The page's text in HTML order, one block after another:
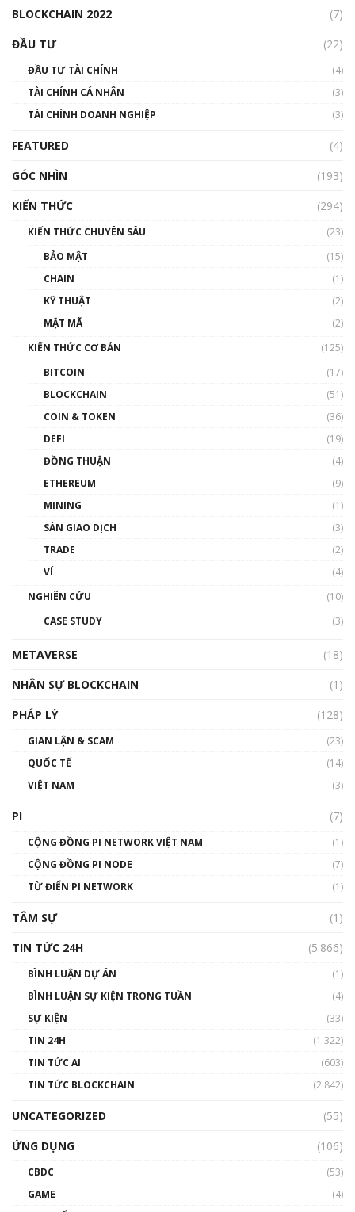
00:02:14
Nhìn lại năm 2022: Những sự kiện ảnh hưởng
đến hệ sinh thái tiền mã hoá | Phổ cập
00:43:47
như thể nào?
00:39:31
Phổ cập Blockchain
thống & Crypto qua các cuộc chiến | Phổ cập
01:32:59
gió ấm
Talkshow 14: MemeCoin – Trò đùa tỷ đô
01:29:26
BLOCKCHAIN 2022
(7)
ĐẦU TƯ
(22)
ĐẦU TƯ TÀI CHÍNH
(4)
TÀI CHÍNH CÁ NHÂN
(3)
TÀI CHÍNH DOANH NGHIỆP
(3)
FEATURED
(4)
GÓC NHÌN
(193)
KIẾN THỨC
(294)
KIẾN THỨC CHUYÊN SÂU
(23)
BẢO MẬT
(15)
CHAIN
(1)
KỸ THUẬT
(2)
MẬT MÃ
(2)
KIẾN THỨC CƠ BẢN
(125)
BITCOIN
(17)
BLOCKCHAIN
(51)
COIN & TOKEN
(36)
DEFI
(19)
ĐỒNG THUẬN
(4)
ETHEREUM
(9)
MINING
(1)
SÀN GIAO DỊCH
(3)
TRADE
(2)
VÍ
(4)
NGHIÊN CỨU
(10)
CASE STUDY
(3)
METAVERSE
(18)
NHÂN SỰ BLOCKCHAIN
(1)
PHÁP LÝ
(128)
GIAN LẬN & SCAM
(23)
QUỐC TẾ
(14)
VIỆT NAM
(3)
PI (7)
CỘNG ĐỒNG PI NETWORK VIỆT NAM
(1)
CỘNG ĐỒNG PI NODE
(7)
TỪ ĐIỂN PI NETWORK
(1)
TÂM SỰ
(1)
TIN TỨC 24H
(5.866)
BÌNH LUẬN DỰ ÁN
(1)
BÌNH LUẬN SỰ KIỆN TRONG TUẦN
(4)
SỰ KIỆN
(33)
TIN 24H
(1.322)
TIN TỨC AI
(603)
TIN TỨC BLOCKCHAIN
(2.842)
UNCATEGORIZED
(55)
ỨNG DỤNG
(106)
CBDC
(53)
GAME
(4)